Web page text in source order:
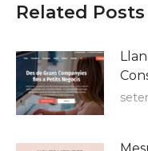
Related Posts